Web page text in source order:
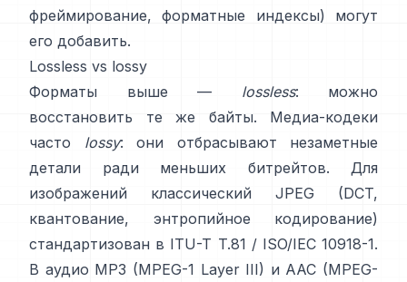
фреймирование, форматные индексы) могут
его добавить.
Lossless vs lossy
Форматы выше — lossless: можно
восстановить те же байты. Медиа-кодеки
часто lossy: они отбрасывают незаметные
детали ради меньших битрейтов. Для
изображений классический JPEG (DCT,
квантование, энтропийное кодирование)
стандартизован в ITU-T T.81 / ISO/IEC 10918-1.
В аудио MP3 (MPEG-1 Layer III) и AAC (MPEG-